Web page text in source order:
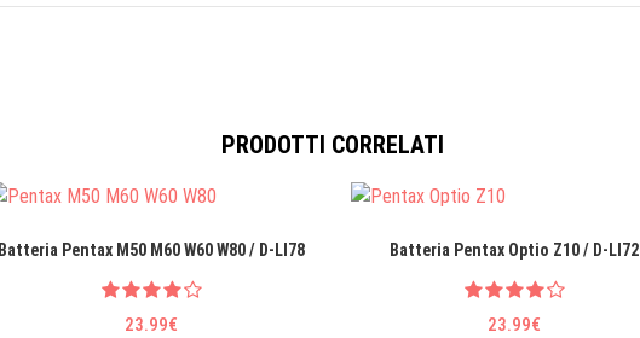
PRODOTTI CORRELATI
Batteria Pentax M50 M60 W60 W80 / D-LI78
23.99€
Batteria Pentax Optio Z10 / D-LI72
23.99€